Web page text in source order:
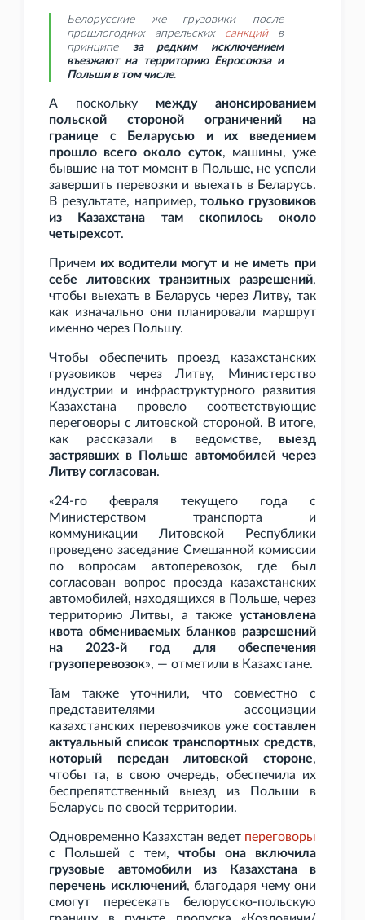
Белорусские же грузовики после
прошлогодних апрельских санкцийв
принципе за редким исключением
въезжают на территорию Евросоюза и
Польши в том числе.
А поскольку между анонсированием
польской стороной ограничений на
границе с Беларусью и их введением
прошло всего около суток, машины, уже
бывшие на тот момент в Польше, не успели
завершить перевозки и выехать в Беларусь.
В результате, например,только грузовиков
из Казахстана там скопилось около
четырехсот.
Причем их водители могут и не иметь при
себе литовских транзитных разрешений,
чтобы выехать в Беларусь через Литву, так
как изначально они планировали маршрут
именно через Польшу.
Чтобы обеспечить проезд казахстанских
грузовиков через Литву, Министерство
индустрии и инфраструктурного развития
Казахстана провело соответствующие
переговоры с литовской стороной. В итоге,
как рассказали в ведомстве, выезд
застрявших в Польше автомобилей через
Литву согласован.
«24-го февраля текущего года с
Министерством транспорта и
коммуникации Литовской Республики
проведено заседание Смешанной комиссии
по вопросам автоперевозок, где был
согласован вопрос проезда казахстанских
автомобилей, находящихся в Польше, через
территорию Литвы, а также установлена
квота обмениваемых бланков разрешений
на 2023-й год для обеспечения
грузоперевозок», — отметили в Казахстане.
Там также уточнили, что совместно с
представителями ассоциации
казахстанских перевозчиков уже составлен
актуальный список транспортных средств,
который передан литовской стороне,
чтобы та, в свою очередь, обеспечила их
беспрепятственный выезд из Польши в
Беларусь по своей территории.
Одновременно Казахстан ведет переговоры
с Польшей с тем, чтобы она включила
грузовые автомобили из Казахстана в
перечень исключений, благодаря чему они
смогут пересекать белорусско-польскую